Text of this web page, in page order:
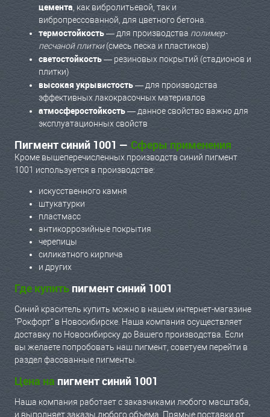
цемента , как вибролитьевой, так и
вибропрессованной, для цветного бетона.
термостойкость— для производстваполимер-
песчаной плитки(смесь песка и пластиков)
светостойкость— резиновых покрытий (стадионов и
плитки)
высокая укрывистость— для производства
эффективных лакокрасочных материалов
атмосферостойкость— данное свойство важно для
эксплуатационных свойств
Пигмент синий 1001 — Сферы применения
Кроме вышеперечисленных производств синий пигмент
1001 используется в производстве:
искусственного камня
штукатурки
пластмасс
антикоррозийные покрытия
черепицы
силикатного кирпича
и других
Где купитьпигмент синий 1001
Синий краситель купить можно в нашем интернет-магазине
"Рокфорт" в Новосибирске. Наша компания осуществляет
доставку по Новосибирску до Вашего производства. Если
вы желаете попробовать наш пигмент, советуем перейти в
раздел фасованные пигменты.
Цена на пигмент синий 1001
Наша компания работает с заказчиками любого масштаба,
и выполняет заказы любого объема. Прямые поставки от